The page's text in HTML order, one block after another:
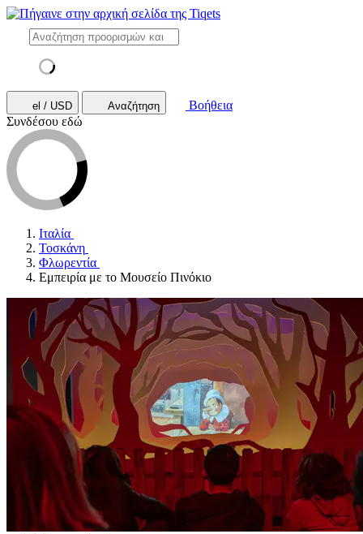
el / USD Αναζήτηση
Βοήθεια
Συνδέσου εδώ
Ιταλία
Τοσκάνη
Φλωρεντία
Εμπειρία με το Μουσείο Πινόκιο